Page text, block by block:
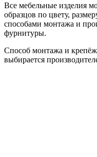
Все мебельные изделия
образцов по цвету,
способами монтажа и
фурнитуры.
Способ монтажа и
выбирается